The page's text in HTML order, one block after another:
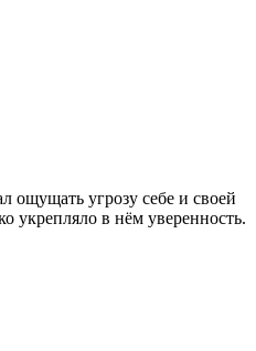
ощущать угрозу себе и своей
укрепляло в нём уверенность.